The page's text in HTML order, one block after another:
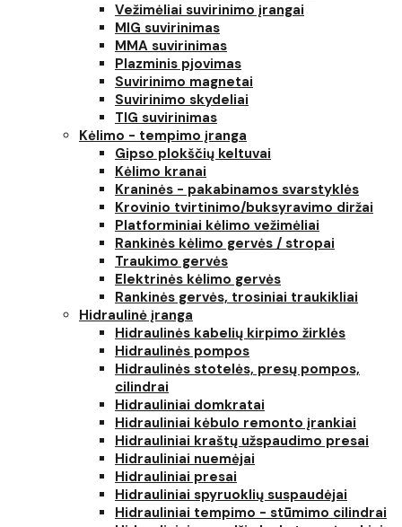
Vežimėliai suvirinimo įrangai
MIG suvirinimas
MMA suvirinimas
Plazminis pjovimas
Suvirinimo magnetai
Suvirinimo skydeliai
TIG suvirinimas
Kėlimo - tempimo įranga
Gipso plokščių keltuvai
Kėlimo kranai
Kraninės - pakabinamos svarstyklės
Krovinio tvirtinimo/buksyravimo diržai
Platforminiai kėlimo vežimėliai
Rankinės kėlimo gervės / stropai
Traukimo gervės
Elektrinės kėlimo gervės
Rankinės gervės, trosiniai traukikliai
Hidraulinė įranga
Hidraulinės kabelių kirpimo žirklės
Hidraulinės pompos
Hidraulinės stotelės, presų pompos,
cilindrai
Hidrauliniai domkratai
Hidrauliniai kėbulo remonto įrankiai
Hidrauliniai kraštų užspaudimo presai
Hidrauliniai nuemėjai
Hidrauliniai presai
Hidrauliniai spyruoklių suspaudėjai
Hidrauliniai tempimo - stūmimo cilindrai